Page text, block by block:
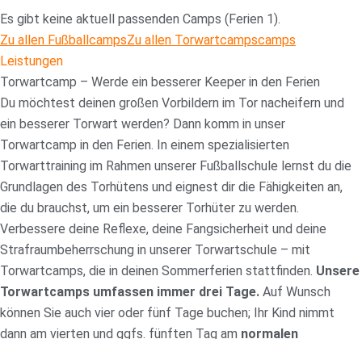
Es gibt keine aktuell passenden Camps (Ferien 1).
Zu allen FußballcampsZu allen Torwartcampscamps
Leistungen
Torwartcamp – Werde ein besserer Keeper in den Ferien
Du möchtest deinen großen Vorbildern im Tor nacheifern und
ein besserer Torwart werden? Dann komm in unser
Torwartcamp in den Ferien. In einem spezialisierten
Torwarttraining im Rahmen unserer Fußballschule lernst du die
Grundlagen des Torhütens und eignest dir die Fähigkeiten an,
die du brauchst, um ein besserer Torhüter zu werden.
Verbessere deine Reflexe, deine Fangsicherheit und deine
Strafraumbeherrschung in unserer Torwartschule – mit
Torwartcamps, die in deinen Sommerferien stattfinden. Unsere
Torwartcamps umfassen immer drei Tage. Auf Wunsch
können Sie auch vier oder fünf Tage buchen; Ihr Kind nimmt
dann am vierten und ggfs. fünften Tag am normalen